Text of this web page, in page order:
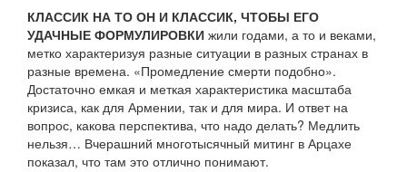
КЛАССИК НА ТО ОН И КЛАССИК, ЧТОБЫ ЕГО
УДАЧНЫЕ ФОРМУЛИРОВКИ жили годами, а то и веками,
метко характеризуя разные ситуации в разных странах в
разные времена. «Промедление смерти подобно».
Достаточно емкая и меткая характеристика масштаба
кризиса, как для Армении, так и для мира. И ответ на
вопрос, какова перспектива, что надо делать? Медлить
нельзя… Вчерашний многотысячный митинг в Арцахе
показал, что там это отлично понимают.